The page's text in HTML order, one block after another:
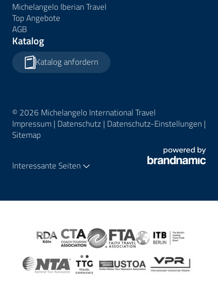
Michelangelo Iberian Travel
Top Angebote
AGB
Katalog
Katalog anfordern
© 2026 Michelangelo International Travel
Impressum | Datenschutz | Datenschutz-Einstellungen |
Sitemap
Interessante Seiten